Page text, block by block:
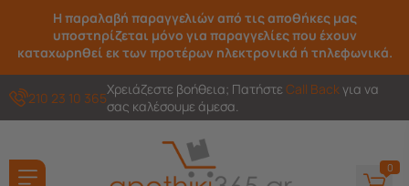
Η παραλαβή παραγγελιών από τις αποθήκες μας
υποστηρίζεται μόνο για παραγγελίες που έχουν
καταχωρηθεί εκ των προτέρων ηλεκτρονικά ή τηλεφωνικά.
210 23 10 365Χρειάζεστε βοήθεια; ΠατήστεCall Back για να
σας καλέσουμε άμεσα.
0